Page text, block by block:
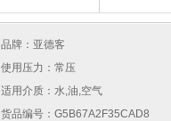
品牌： 亚德客
使用压力：常压
适用介质：水,油,空气
货品编号：G5B67A2F35CAD8